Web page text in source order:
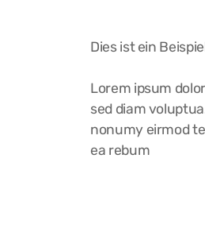
Dies ist ein
Lorem ipsum
sed diam
nonumy eirmod
ea rebum